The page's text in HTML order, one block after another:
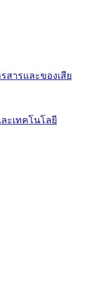
สารและของเสีย
ะเทคโนโลยี